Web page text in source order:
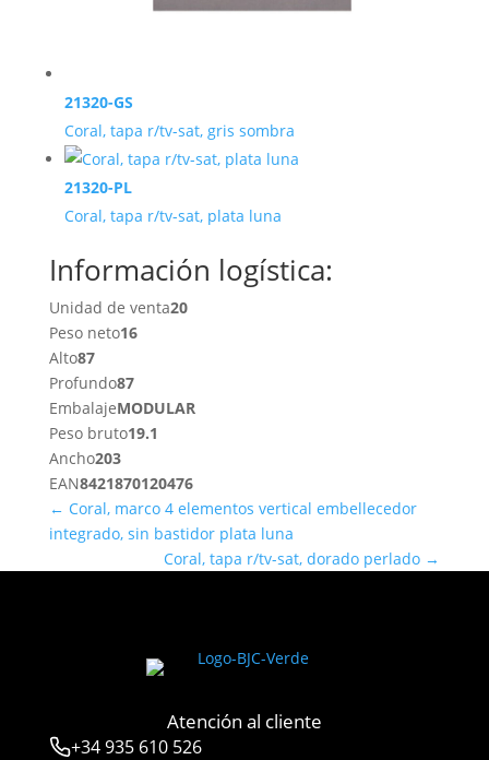
21320-GS
Coral, tapa r/tv-sat, gris sombra
21320-PL
Coral, tapa r/tv-sat, plata luna
Información logística:
Unidad de venta20
Peso neto16
Alto87
Profundo87
EmbalajeMODULAR
Peso bruto19.1
Ancho203
EAN8421870120476
← Coral, marco 4 elementos vertical embellecedor
integrado, sin bastidor plata luna
Coral, tapa r/tv-sat, dorado perlado →
Atención al cliente
+34935 610 526